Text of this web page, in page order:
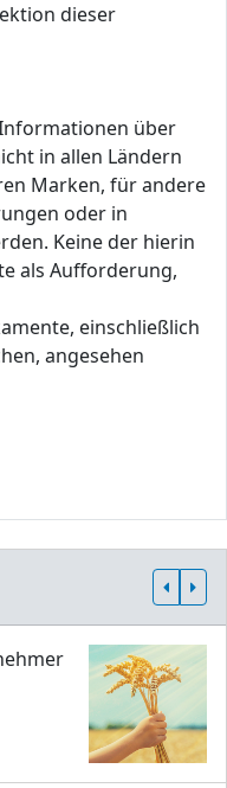
dieser
über
in allen Ländern
Marken, für andere
oder in
Keine der hierin
als Aufforderung,
einschließlich
angesehen